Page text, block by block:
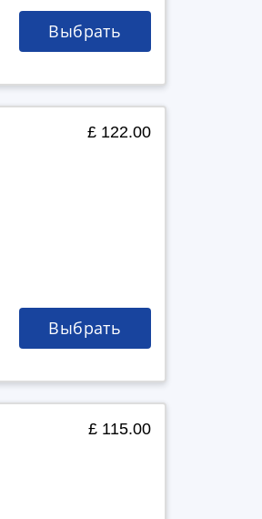
Выбрать
£ 122.00
Выбрать
£ 115.00